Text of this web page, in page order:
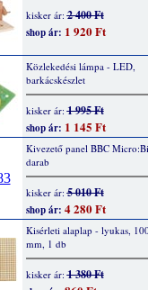
kisker ár:2 400 Ft
shop ár: 1 920 Ft
Közlekedési lámpa - LED,
barkácskészlet
kisker ár:1 995 Ft
shop ár: 1 145 Ft
Kivezető panel BBC
darab
kisker ár:5 010 Ft
shop ár: 4 280 Ft
Kisérleti alaplap - lyukas,
mm, 1 db
kisker ár:1 380 Ft